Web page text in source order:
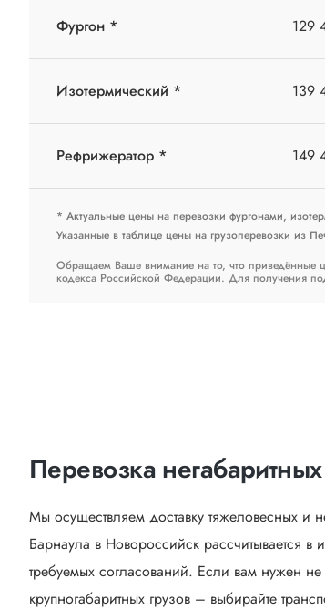
Фургон * 129
Изотермический * 139
Рефрижератор * 149
* Актуальные цены на перевозки фургонами,
Указанные в таблице цены на грузоперевозки из
Обращаем Ваше внимание на то, что приведённые
кодекса Российской Федерации. Для получения
Перевозка
Мы осуществляем доставку тяжеловесных и
Барнаула в Новороссийск рассчитывается
требуемых согласований. Если вам нужен
крупногабаритных грузов – выбирайте